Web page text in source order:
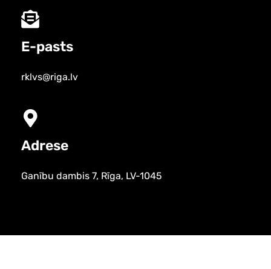
E-pasts
rklvs@riga.lv
Adrese
Ganību dambis 7, Rīga, LV-1045